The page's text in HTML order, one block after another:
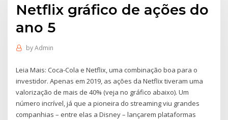
Netflix gráfico de ações do
ano 5
byAdmin
Leia Mais: Coca-Cola e Netflix, uma combinação boa para o
investidor. Apenas em 2019, as ações da Netflix tiveram uma
valorização de mais de 40% (veja no gráfico abaixo). Um
número incrível, já que a pioneira do streaming viu grandes
companhias – entre elas a Disney – lançarem plataformas